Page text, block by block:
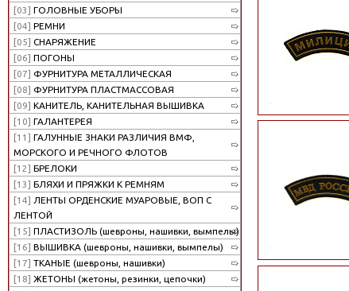
[03] ГОЛОВНЫЕ УБОРЫ
[04] РЕМНИ
[05] СНАРЯЖЕНИЕ
[06] ПОГОНЫ
[07] ФУРНИТУРА МЕТАЛЛИЧЕСКАЯ
[08] ФУРНИТУРА ПЛАСТМАССОВАЯ
[09] КАНИТЕЛЬ, КАНИТЕЛЬНАЯ ВЫШИВКА
[10] ГАЛАНТЕРЕЯ
[11] ГАЛУННЫЕ ЗНАКИ РАЗЛИЧИЯ ВМФ,
МОРСКОГО И РЕЧНОГО ФЛОТОВ
[12] БРЕЛОКИ
[13] БЛЯХИ И ПРЯЖКИ К РЕМНЯМ
[14] ЛЕНТЫ ОРДЕНСКИЕ МУАРОВЫЕ, ВОП С
ЛЕНТОЙ
[15] ПЛАСТИЗОЛЬ (шевроны, нашивки, вымпелы)
[16] ВЫШИВКА (шевроны, нашивки, вымпелы)
[17] ТКАНЫЕ (шевроны, нашивки)
[18] ЖЕТОНЫ (жетоны, резинки, цепочки)